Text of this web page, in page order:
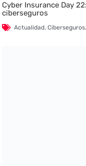
Cyber Insurance Day
ciberseguros
Actualidad,Ciberseguros,